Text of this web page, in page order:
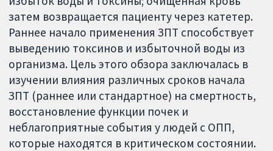
затем возвращается пациенту через катетер.
Раннее начало применения ЗПТ способствует
выведению токсинов и избыточной воды из
организма. Цель этого обзора заключалась в
изучении влияния различных сроков начала
ЗПТ (раннее или стандартное) на смертность,
восстановление функции почек и
неблагоприятные события у людей с ОПП,
которые находятся в критическом состоянии.